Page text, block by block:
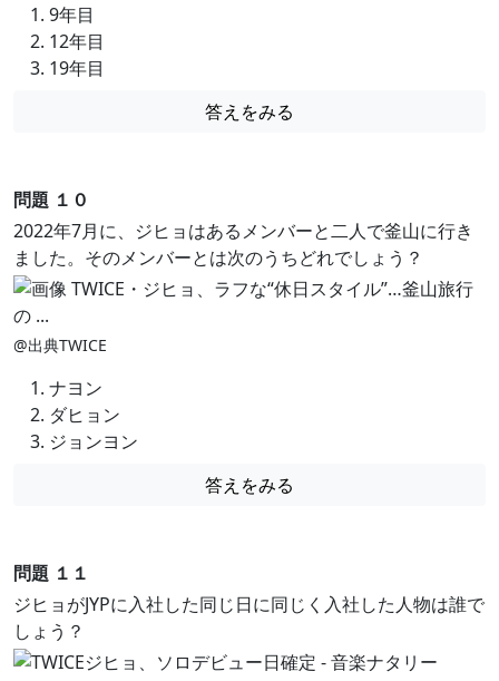
9年目
12年目
19年目
答えをみる
問題 １０
2022年7月に、ジヒョはあるメンバーと二人で釜山に行き
ました。そのメンバーとは次のうちどれでしょう？
@出典TWICE
ナヨン
ダヒョン
ジョンヨン
答えをみる
問題 １１
ジヒョがJYPに入社した同じ日に同じく入社した人物は誰で
しょう？